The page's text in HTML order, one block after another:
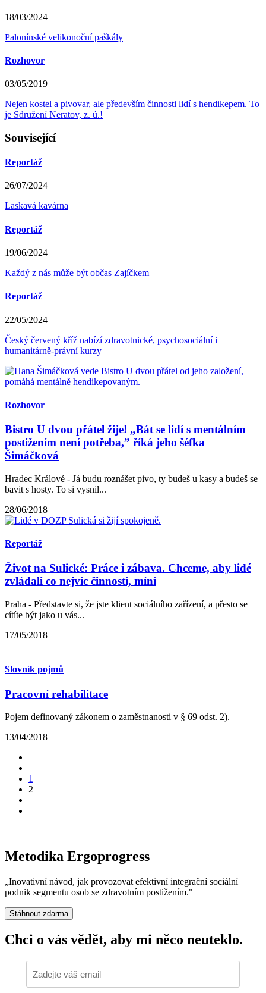
18/03/2024
Palonínské velikonoční paškály
Rozhovor
03/05/2019
Nejen kostel a pivovar, ale především činnosti lidí s hendikepem. To
je Sdružení Neratov, z. ú.!
Související
Reportáž
26/07/2024
Laskavá kavárna
Reportáž
19/06/2024
Každý z nás může být občas Zajíčkem
Reportáž
22/05/2024
Český červený kříž nabízí zdravotnické, psychosociální i
humanitárně-právní kurzy
Rozhovor
Bistro U dvou přátel žije! „Bát se lidí s mentálním
postižením není potřeba,” říká jeho šéfka
Šimáčková
Hradec Králové - Já budu roznášet pivo, ty budeš u kasy a budeš se
bavit s hosty. To si vysnil...
28/06/2018
Reportáž
Život na Sulické: Práce i zábava. Chceme, aby lidé
zvládali co nejvíc činností, míní
Praha - Představte si, že jste klient sociálního zařízení, a přesto se
cítíte být jako u vás...
17/05/2018
Slovník pojmů
Pracovní rehabilitace
Pojem definovaný zákonem o zaměstnanosti v § 69 odst. 2).
13/04/2018
1
2
Metodika Ergoprogress
„Inovativní návod, jak provozovat efektivní integrační sociální
podnik segmentu osob se zdravotním postižením."
Stáhnout zdarma
Chci o vás vědět, aby mi něco neuteklo.